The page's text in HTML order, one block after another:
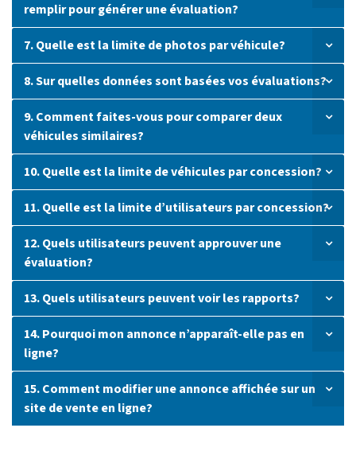
remplir pour générer une évaluation?
7. Quelle est la limite de photos par véhicule?
8. Sur quelles données sont basées vos évaluations?
9. Comment faites-vous pour comparer deux
véhicules similaires?
10. Quelle est la limite de véhicules par concession?
11. Quelle est la limite d’utilisateurs par concession?
12. Quels utilisateurs peuvent approuver une
évaluation?
13. Quels utilisateurs peuvent voir les rapports?
14. Pourquoi mon annonce n’apparaît-elle pas en
ligne?
15. Comment modifier une annonce affichée sur un
site de vente en ligne?